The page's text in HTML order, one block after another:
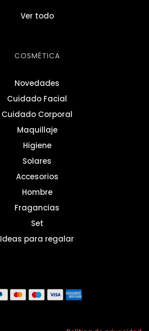
Ver todo
COSMÉTICA
Novedades
Cuidado Facial
Cuidado Corporal
Maquillaje
Higiene
Solares
Accesorios
Hombre
Fragancias
Set
Ideas para regalar